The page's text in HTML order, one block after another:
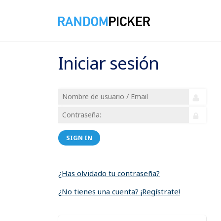
Iniciar sesión
SIGN IN
¿Has olvidado tu contraseña?
¿No tienes una cuenta? ¡Regístrate!